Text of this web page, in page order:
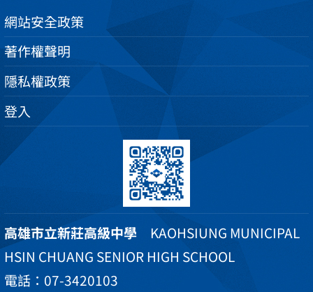
網站安全政策
著作權聲明
隱私權政策
登入
高雄市立新莊高級中學 KAOHSIUNG MUNICIPAL
HSIN CHUANG SENIOR HIGH SCHOOL
電話：07-3420103